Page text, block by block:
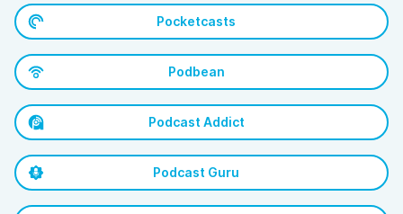
Pocketcasts
Podbean
Podcast Addict
Podcast Guru